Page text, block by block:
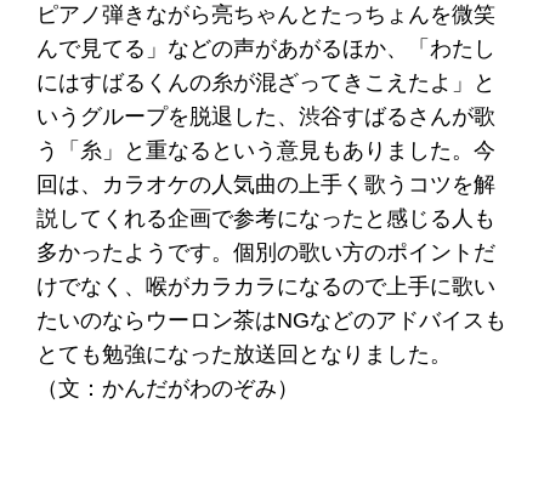
ピアノ弾きながら亮ちゃんとたっちょんを微笑
んで見てる」などの声があがるほか、「わたし
にはすばるくんの糸が混ざってきこえたよ」と
いうグループを脱退した、渋谷すばるさんが歌
う「糸」と重なるという意見もありました。今
回は、カラオケの人気曲の上手く歌うコツを解
説してくれる企画で参考になったと感じる人も
多かったようです。個別の歌い方のポイントだ
けでなく、喉がカラカラになるので上手に歌い
たいのならウーロン茶はNGなどのアドバイスも
とても勉強になった放送回となりました。
（文：かんだがわのぞみ）